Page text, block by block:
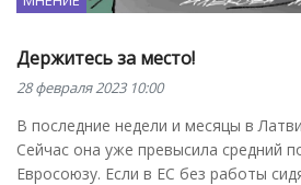
Держитесь за место!
28 февраля 2023 10:00
В последние недели и месяцы в
Сейчас она уже превысила средний
Евросоюзу. Если в ЕС без работы